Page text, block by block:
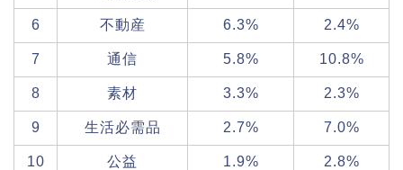
6 不動産 6.3% 2.4%
7 通信 5.8% 10.8%
8 素材 3.3% 2.3%
9 生活必需品 2.7% 7.0%
10 公益 1.9% 2.8%